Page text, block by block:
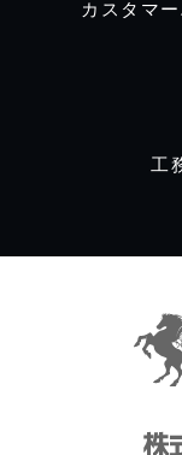
カスタマ
工